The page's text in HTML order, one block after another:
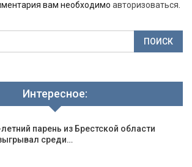
вам необходимо авторизоваться
Интересное:
парень из Брестской области
среди…